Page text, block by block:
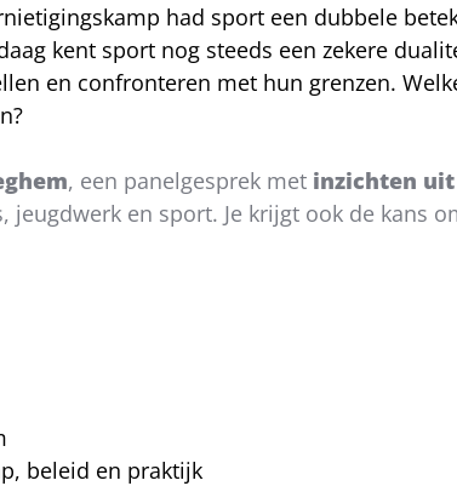
had sport een dubbele
kent sport nog steeds een zekere
en confronteren met hun grenzen.
, een panelgesprek met inzichten
jeugdwerk en sport. Je krijgt ook de kans
beleid en praktijk